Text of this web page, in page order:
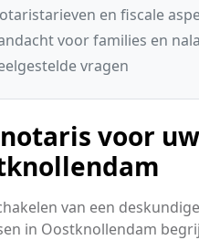
en fiscale
voor families en
vragen
notaris voor
van een
in Oostknollendam